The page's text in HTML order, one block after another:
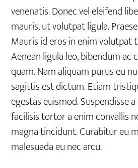
venenatis. Donec vel eleifend
mauris, ut volutpat ligula.
Mauris id eros in enim volutpat
Aenean ligula leo, bibendum ac
quam. Nam aliquam purus eu
sagittis est dictum. Etiam
egestas euismod. Suspendisse
facilisis tortor a enim convallis
magna tincidunt. Curabitur eu
malesuada eu nec arcu.